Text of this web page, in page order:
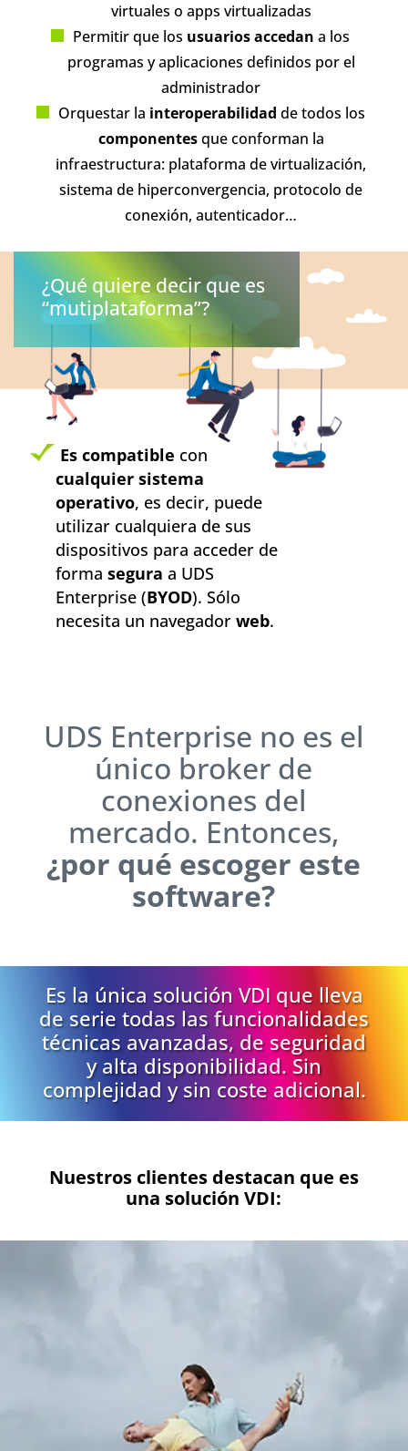
virtuales o apps virtualizadas
Permitir que los usuarios accedan a los
programas y aplicaciones definidos por el
administrador
Orquestar la interoperabilidad de todos los
componentesque conforman la
infraestructura: plataforma de virtualización,
sistema de hiperconvergencia, protocolo de
conexión, autenticador…
¿Qué quiere decir que es
“mutiplataforma”?
Es compatible con
cualquier sistema
operativo, es decir, puede
utilizar cualquiera de sus
dispositivos para acceder de
forma segura a UDS
Enterprise (BYOD). Sólo
necesita un navegador web.
UDS Enterprise no es el
único broker de
conexiones del
mercado. Entonces,
¿por qué escoger este
software?
Es la única solución VDI que lleva
de serie todas las funcionalidades
técnicas avanzadas, de seguridad
y alta disponibilidad. Sin
complejidad y sin coste adicional.
Nuestros clientes destacan que es
una solución VDI: